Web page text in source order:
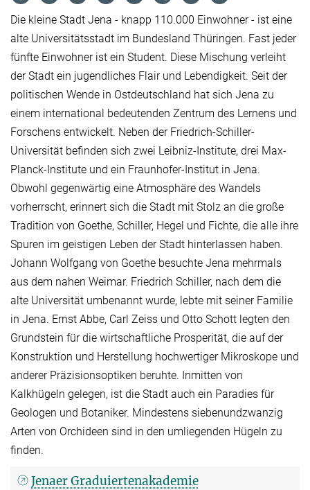
Die kleine Stadt Jena - knapp 110.000 Einwohner - ist eine
alte Universitätsstadt im Bundesland Thüringen. Fast jeder
fünfte Einwohner ist ein Student. Diese Mischung verleiht
der Stadt ein jugendliches Flair und Lebendigkeit. Seit der
politischen Wende in Ostdeutschland hat sich Jena zu
einem international bedeutenden Zentrum des Lernens und
Forschens entwickelt. Neben der Friedrich-Schiller-
Universität befinden sich zwei Leibniz-Institute, drei Max-
Planck-Institute und ein Fraunhofer-Institut in Jena.
Obwohl gegenwärtig eine Atmosphäre des Wandels
vorherrscht, erinnert sich die Stadt mit Stolz an die große
Tradition von Goethe, Schiller, Hegel und Fichte, die alle ihre
Spuren im geistigen Leben der Stadt hinterlassen haben.
Johann Wolfgang von Goethe besuchte Jena mehrmals
aus dem nahen Weimar. Friedrich Schiller, nach dem die
alte Universität umbenannt wurde, lebte mit seiner Familie
in Jena. Ernst Abbe, Carl Zeiss und Otto Schott legten den
Grundstein für die wirtschaftliche Prosperität, die auf der
Konstruktion und Herstellung hochwertiger Mikroskope und
anderer Präzisionsoptiken beruhte. Inmitten von
Kalkhügeln gelegen, ist die Stadt auch ein Paradies für
Geologen und Botaniker. Mindestens siebenundzwanzig
Arten von Orchideen sind in den umliegenden Hügeln zu
finden.
Jenaer Graduiertenakademie